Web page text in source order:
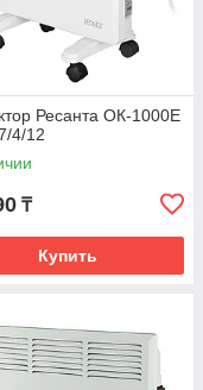
Ресанта ОК-1000Е
4/12
₸
Купить